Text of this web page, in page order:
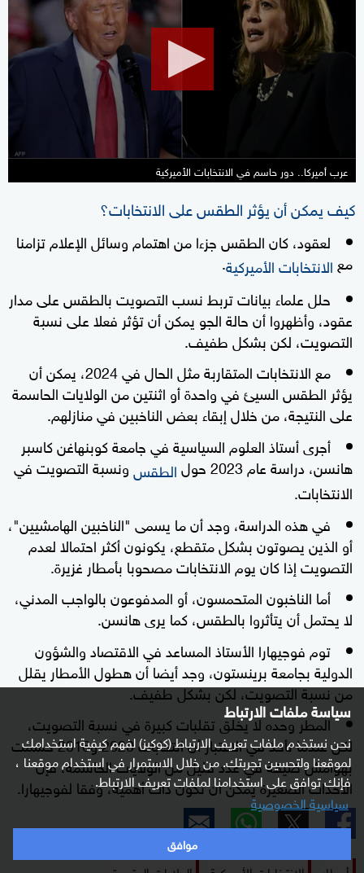
سياسة ملفات الارتباط
نحن نستخدم ملفات تعريف الارتباط (كوكيز) لفهم كيفية استخدامك
لموقعنا ولتحسين تجربتك. من خلال الاستمرار في استخدام موقعنا ،
فإنك توافق على استخدامنا لملفات تعريف الارتباط.
سياسية الخصوصية
موافق
16
minutes,
49
عرب أميركا.. دور حاسم في الانتخابات الأميركية
كيف يمكن أن يؤثر الطقس على الانتخابات؟
لعقود، كان الطقس جزءا من اهتمام وسائل الإعلام تزامنا
مع الانتخابات الأميركية.
حلل علماء بيانات تربط نسب التصويت بالطقس على مدار
عقود، وأظهروا أن حالة الجو يمكن أن تؤثر فعلا على نسبة
التصويت، لكن بشكل طفيف.
مع الانتخابات المتقاربة مثل الحال في 2024، يمكن أن
يؤثر الطقس السيئ في واحدة أو اثنتين من الولايات الحاسمة
على النتيجة، من خلال إبقاء بعض الناخبين في منازلهم.
أجرى أستاذ العلوم السياسية في جامعة كوبنهاغن كاسبر
هانسن، دراسة عام 2023 حول
الطقسونسبة التصويت في
الانتخابات.
في هذه الدراسة، وجد أن ما يسمى "الناخبين الهامشيين"،
أو الذين يصوتون بشكل متقطع، يكونون أكثر احتمالا لعدم
التصويت إذا كان يوم الانتخابات مصحوبا بأمطار غزيرة.
أما الناخبون المتحمسون، أو المدفوعون بالواجب المدني،
لا يحتمل أن يتأثروا بالطقس، كما يرى هانسن.
توم فوجيهارا الأستاذ المساعد في الاقتصاد والشؤون
الدولية بجامعة برينستون، وجد أيضا أن هطول الأمطار يقلل
من نسبة التصويت، لكن بشكل طفيف.
المطر وحده لا يخلق تقلبات كبيرة في نسبة التصويت،
لكن عندما تأخذ في الاعتبار أن انتخابات 2020 و2016 حسمت
بهوامش ضيقة في عدد قليل من الولايات الحاسمة، فإن
الأحداث الصغيرة يمكن أن تكون ذات أهمية، وفقا لفوجيهارا.